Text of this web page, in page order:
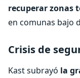
recuperar zonas
en comunas bajo
Crisis de
Kast subrayó la